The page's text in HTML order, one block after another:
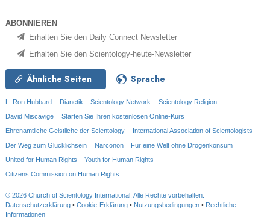
ABONNIEREN
Erhalten Sie den Daily Connect Newsletter
Erhalten Sie den Scientology-heute-Newsletter
Ähnliche Seiten Sprache
L. Ron Hubbard Dianetik Scientology Network
Scientology Religion
David Miscavige
Starten Sie Ihren kostenlosen Online-Kurs
Ehrenamtliche Geistliche der Scientology
International Association of Scientologists
Der Weg zum Glücklichsein
Narconon
Für eine Welt ohne Drogenkonsum
United for Human Rights
Youth for Human Rights
Citizens Commission on Human Rights
© 2026 Church of Scientology International. Alle Rechte vorbehalten.
Datenschutzerklärung • Cookie-Erklärung • Nutzungsbedingungen • Rechtliche
Informationen